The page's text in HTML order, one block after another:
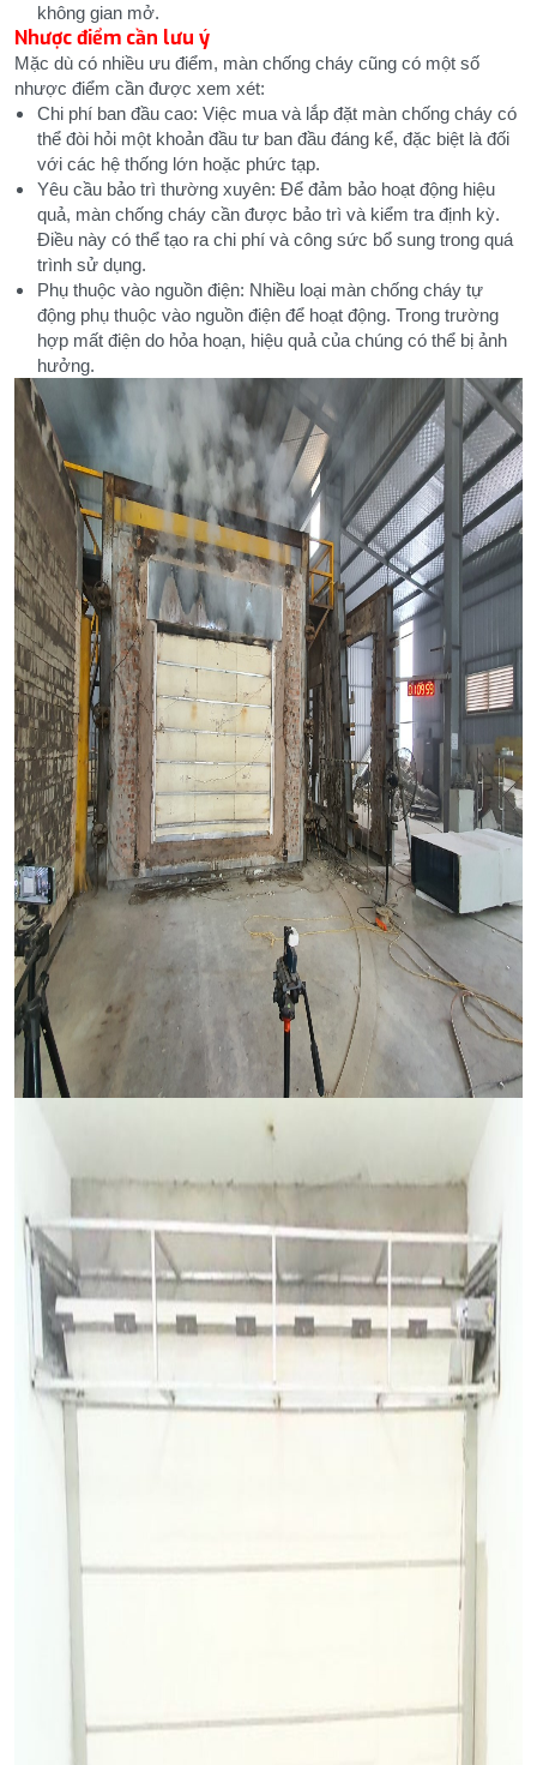
không gian mở.
Nhược điểm cần lưu ý
Mặc dù có nhiều ưu điểm, màn chống cháy cũng có một số
nhược điểm cần được xem xét:
Chi phí ban đầu cao: Việc mua và lắp đặt màn chống cháy có
thể đòi hỏi một khoản đầu tư ban đầu đáng kể, đặc biệt là đối
với các hệ thống lớn hoặc phức tạp.
Yêu cầu bảo trì thường xuyên: Để đảm bảo hoạt động hiệu
quả, màn chống cháy cần được bảo trì và kiểm tra định kỳ.
Điều này có thể tạo ra chi phí và công sức bổ sung trong quá
trình sử dụng.
Phụ thuộc vào nguồn điện: Nhiều loại màn chống cháy tự
động phụ thuộc vào nguồn điện để hoạt động. Trong trường
hợp mất điện do hỏa hoạn, hiệu quả của chúng có thể bị ảnh
hưởng.